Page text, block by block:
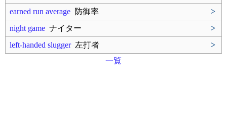
earned run average 防御率
>
night game ナイター
>
left-handed slugger左打者
>
一覧